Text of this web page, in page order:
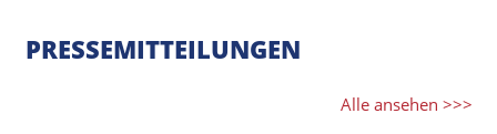
PRESSEMITTEILUNGEN
Alle ansehen >>>